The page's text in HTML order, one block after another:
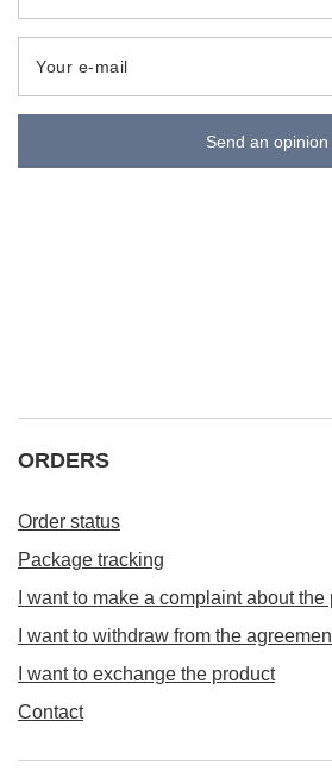
Your e-mail
Send an opinion
ORDERS
Order status
Package tracking
I want to make a complaint about the
I want to withdraw from the
I want to exchange the product
Contact